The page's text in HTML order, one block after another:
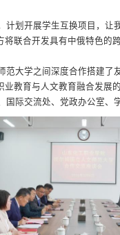
计划开展学生互换项目，
联合开发具有中俄特色
大学之间深度合作搭建了
教育与人文教育融合发展的
际交流处、党政办公室、